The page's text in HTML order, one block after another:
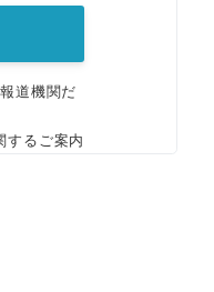
道機関だ
するご案内